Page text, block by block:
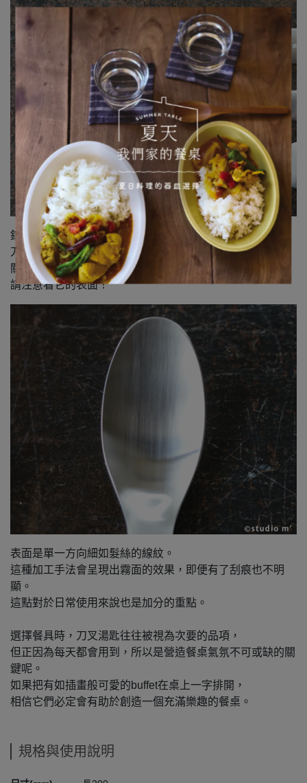
鐫刻著系列名稱「buffet」以及「STUDIO M'」的標誌。
刀叉湯匙上打著標誌，感覺挺時髦的，對吧？
關於buffet系列，還有一點要特別介紹。
請注意看它的表面！
表面是單一方向細如髮絲的線紋。
這種加工手法會呈現出霧面的效果，即便有了刮痕也不明
顯。
這點對於日常使用來說也是加分的重點。
選擇餐具時，刀叉湯匙往往被視為次要的品項，
但正因為每天都會用到，所以是營造餐桌氣氛不可或缺的關
鍵呢。
如果把有如插畫般可愛的buffet在桌上一字排開，
相信它們必定會有助於創造一個充滿樂趣的餐桌。
規格與使用說明